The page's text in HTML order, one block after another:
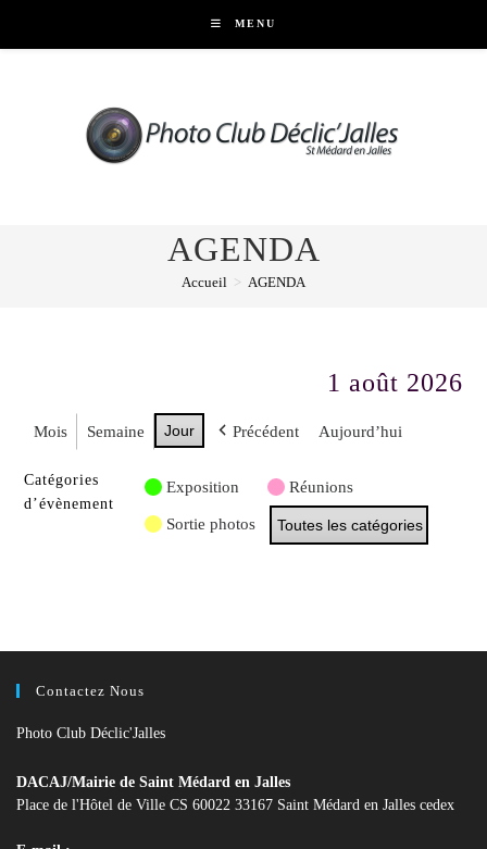
MENU
AGENDA
Accueil > AGENDA
1 août 2026
Mois Semaine Jour Précédent Aujourd’hui
Catégories
d’évènement
Exposition Réunions
Sortie photos Toutes les catégories
Contactez Nous
Photo Club Déclic'Jalles
DACAJ/Mairie de Saint Médard en Jalles
Place de l'Hôtel de Ville CS 60022 33167 Saint Médard en Jalles cedex